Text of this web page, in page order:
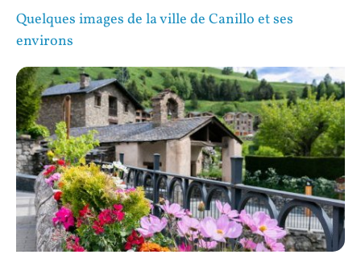
Quelques images de la ville de Canillo et ses
environs